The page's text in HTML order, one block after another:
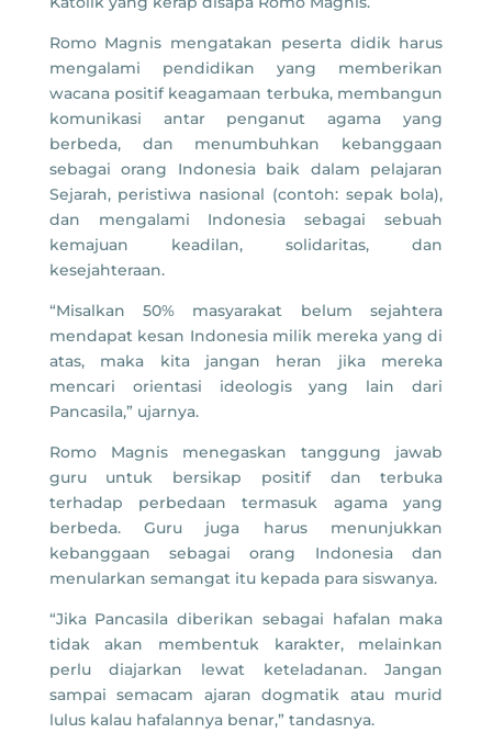
Romo Magnis mengatakan peserta didik harus
mengalami pendidikan yang memberikan
wacana positif keagamaan terbuka, membangun
komunikasi antar penganut agama yang
berbeda, dan menumbuhkan kebanggaan
sebagai orang Indonesia baik dalam pelajaran
Sejarah, peristiwa nasional (contoh: sepak bola),
dan mengalami Indonesia sebagai sebuah
kemajuan keadilan, solidaritas, dan
kesejahteraan.
“Misalkan 50% masyarakat belum sejahtera
mendapat kesan Indonesia milik mereka yang di
atas, maka kita jangan heran jika mereka
mencari orientasi ideologis yang lain dari
Pancasila,” ujarnya.
Romo Magnis menegaskan tanggung jawab
guru untuk bersikap positif dan terbuka
terhadap perbedaan termasuk agama yang
berbeda. Guru juga harus menunjukkan
kebanggaan sebagai orang Indonesia dan
menularkan semangat itu kepada para siswanya.
“Jika Pancasila diberikan sebagai hafalan maka
tidak akan membentuk karakter, melainkan
perlu diajarkan lewat keteladanan. Jangan
sampai semacam ajaran dogmatik atau murid
lulus kalau hafalannya benar,” tandasnya.